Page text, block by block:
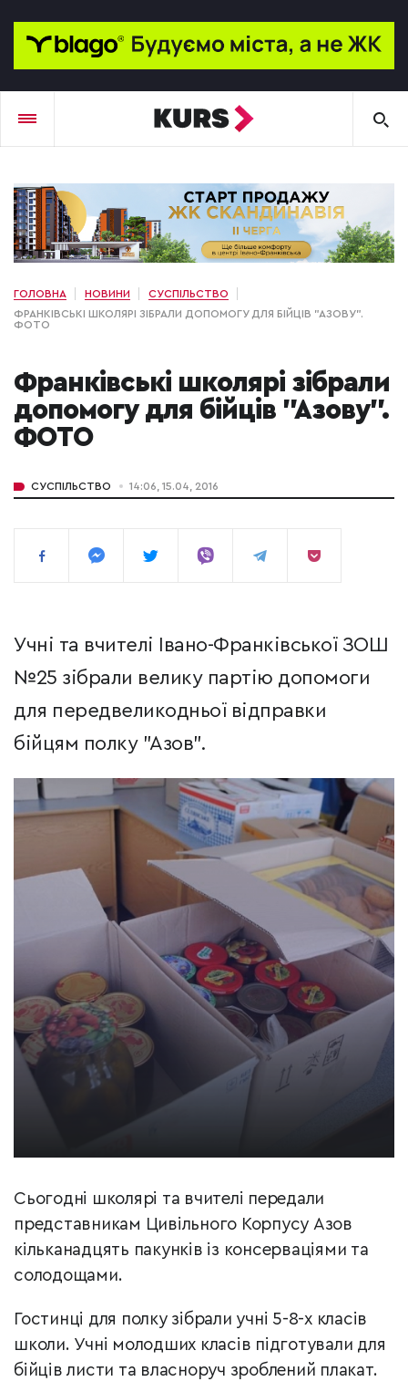
ГОЛОВНА НОВИНИ
СУСПІЛЬСТВО
ФРАНКІВСЬКІ ШКОЛЯРІ ЗІБРАЛИ ДОПОМОГУ ДЛЯ БІЙЦІВ "АЗОВУ".
ФОТО
Франківські школярі зібрали
допомогу для бійців "Азову".
ФОТО
СУСПІЛЬСТВО 14:06, 15.04, 2016
Учні та вчителі Івано-Франківської ЗОШ
№25 зібрали велику партію допомоги
для передвеликодньої відправки
бійцям полку "Азов".
Сьогодні школярі та вчителі передали
представникам Цивільного Корпусу Азов
кільканадцять пакунків із консерваціями та
солодощами.
Гостинці для полку зібрали учні 5-8-х класів
школи. Учні молодших класів підготували для
бійців листи та власноруч зроблений плакат.